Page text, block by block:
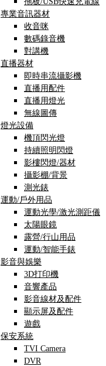
專業音訊器材
收音咪
數碼錄音機
對講機
直播器材
即時串流攝影機
直播用配件
直播用燈光
無線圖傳
燈光設備
機頂閃光燈
持續照明閃燈
影樓閃燈/器材
攝影棚/背景
測光錶
運動/戶外用品
運動光學/激光測距儀
太陽眼鏡
露營/行山用品
運動/智能手錶
影音與娛樂
3D打印機
音響產品
影音線材及配件
顯示屏及配件
遊戲
保安系統
TVI Camera
DVR